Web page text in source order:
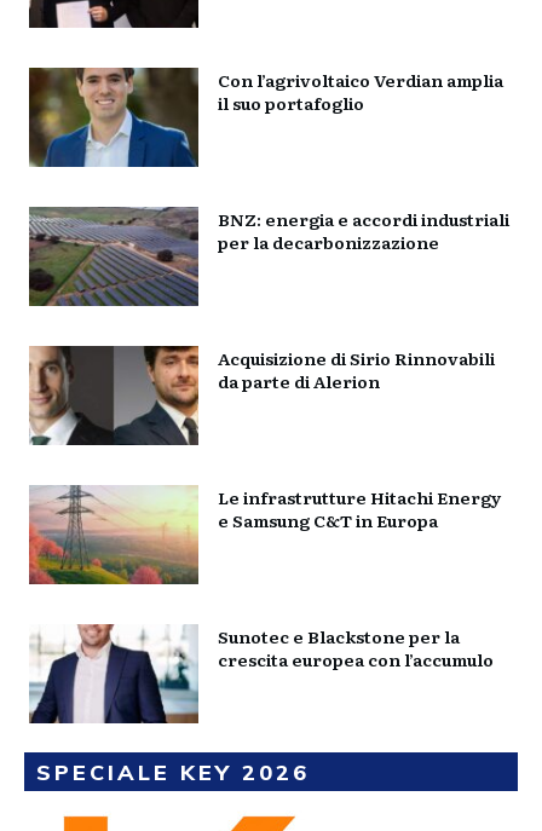
Con l’agrivoltaico Verdian amplia
il suo portafoglio
BNZ: energia e accordi industriali
per la decarbonizzazione
Acquisizione di Sirio Rinnovabili
da parte di Alerion
Le infrastrutture Hitachi Energy
e Samsung C&T in Europa
Sunotec e Blackstone per la
crescita europea con l’accumulo
SPECIALE KEY 2026